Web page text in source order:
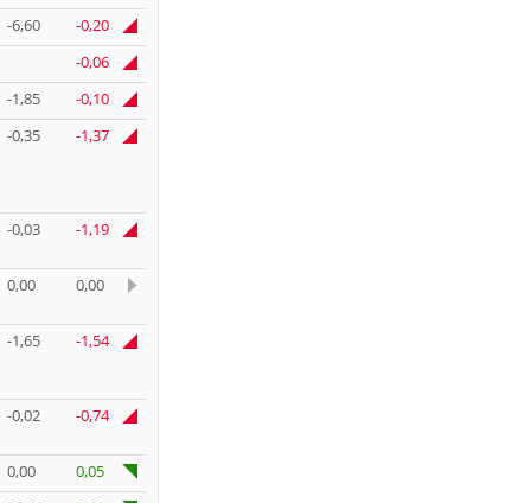
-6,60
-0,20
-0,06
-1,85
-0,10
-0,35
-1,37
-0,03 -1,19
0,00 0,00
-1,65 -1,54
-0,02 -0,74
0,00
0,05